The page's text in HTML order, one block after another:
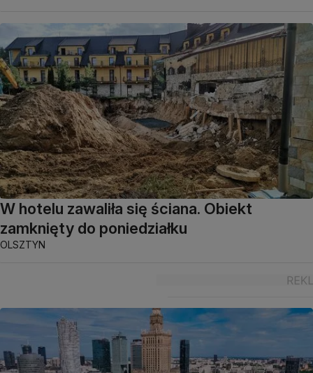
W hotelu zawaliła się ściana. Obiekt
zamknięty do poniedziałku
OLSZTYN